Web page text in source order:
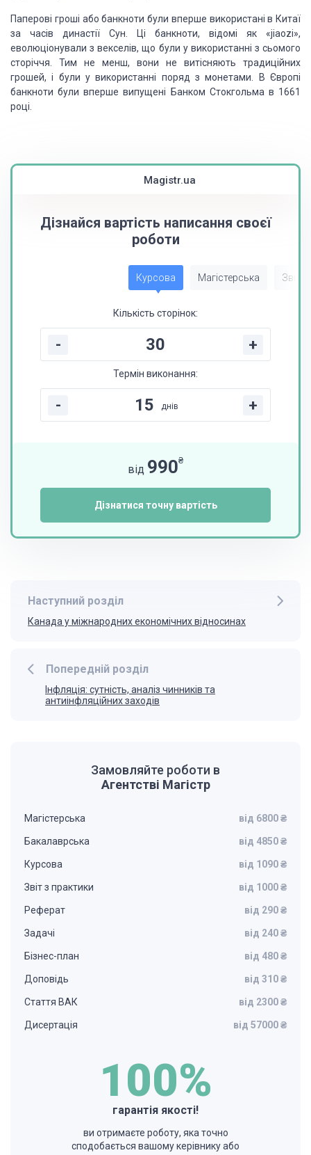
Паперові гроші або банкноти були вперше використані в Китаї
за часів династії Сун. Ці банкноти, відомі як «jiaozi»,
еволюціонували з векселів, що були у використанні з сьомого
сторіччя. Тим не менш, вони не витісняють традиційних
грошей, і були у використанні поряд з монетами. В Європі
банкноти були вперше випущені Банком Стокгольма в 1661
році.
Magistr.ua
Дізнайся вартість написання своєї
роботи
Курсова Магістерська Звіт
Кількість сторінок:
- +
Термін виконання:
- днів +
від 990₴
Дізнатися точну вартість
Попередній розділ
Інфляція: сутність, аналіз чинників та
антиінфляційних заходів
Наступний розділ
Канада у міжнародних економічних відносинах
Замовляйте роботи в
Агентстві Магістр
Магістерська від 6800 ₴
Бакалаврська від 4850 ₴
Курсова від 1090 ₴
Звіт з практики від 1000 ₴
Реферат від 290 ₴
Задачі від 240 ₴
Бізнес-план від 480 ₴
Доповідь від 310 ₴
Стаття ВАК від 2300 ₴
Дисертація від 57000 ₴
100%
гарантія якості!
ви отримаєте роботу, яка точно
сподобається вашому керівнику або